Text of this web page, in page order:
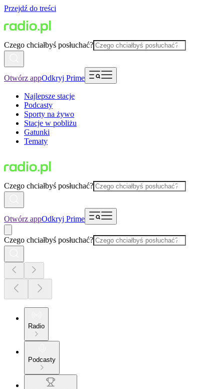
Przejdź do treści
Czego chciałbyś posłuchać?
Otwórz appOdkryj Prime
Najlepsze stacje
Podcasty
Sporty na żywo
Stacje w pobliżu
Gatunki
Tematy
Czego chciałbyś posłuchać?
Otwórz appOdkryj Prime
Czego chciałbyś posłuchać?
Radio
Podcasty